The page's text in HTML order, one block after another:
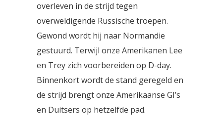
overleven in de strijd tegen
overweldigende Russische troepen.
Gewond wordt hij naar Normandie
gestuurd. Terwijl onze Amerikanen Lee
en Trey zich voorbereiden op D-day.
Binnenkort wordt de stand geregeld en
de strijd brengt onze Amerikaanse GI’s
en Duitsers op hetzelfde pad.